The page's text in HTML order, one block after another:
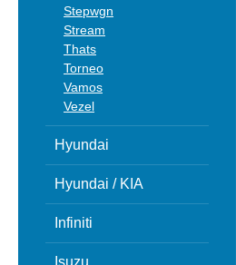
Stepwgn
Stream
Thats
Torneo
Vamos
Vezel
Hyundai
Hyundai / KIA
Infiniti
Isuzu